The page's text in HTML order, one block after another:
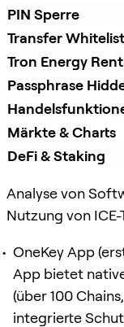
PIN Sperre
Transfer Whitelist
Tron Energy
Passphrase
Märkte & Charts
DeFi & Staking
Analyse von
Nutzung von ICE-
OneKey App
App bietet
(über 100
integrierte